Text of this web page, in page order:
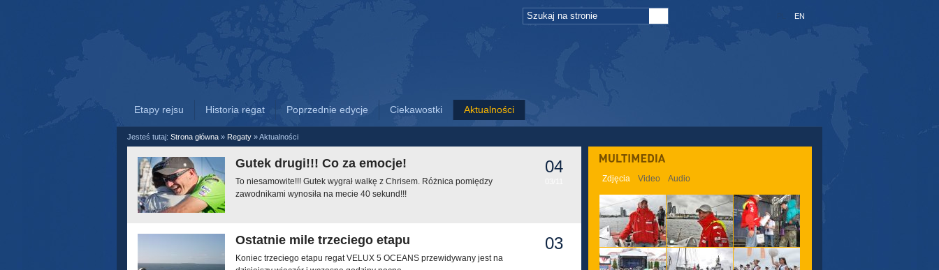
EN
Etapy rejsu Historia regat Poprzednie edycje Ciekawostki Aktualności
Jesteś tutaj: Strona główna » Regaty »Aktualności
Gutek drugi!!! Co za emocje!
To niesamowite!!! Gutek wygrał walkę z Chrisem. Różnica pomiędzy
zawodnikami wynosiła na mecie 40 sekund!!!
04
Ostatnie mile trzeciego etapu
Koniec trzeciego etapu regat VELUX 5 OCEANS przewidywany jest na
03
Zdjęcia Video Audio